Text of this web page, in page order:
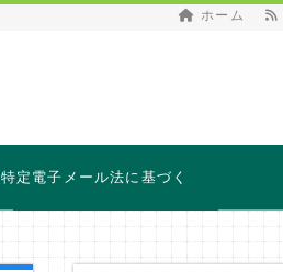
ホーム
特定電子メール法に基づく